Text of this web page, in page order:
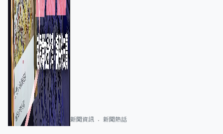
新聞資訊 新聞熱話